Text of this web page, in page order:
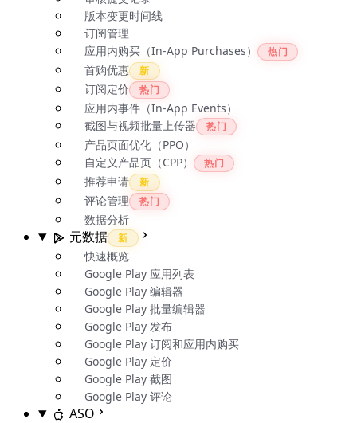
版本变更时间线
订阅管理
应用内购买（In-App Purchases）
热门
首购优惠 新
订阅定价 热门
应用内事件（In-App Events）
截图与视频批量上传器
热门
产品页面优化（PPO）
自定义产品页（CPP）
热门
推荐申请 新
评论管理 热门
数据分析
元数据 新
快速概览
Google Play 应用列表
Google Play 编辑器
Google Play 批量编辑器
Google Play 发布
Google Play 订阅和应用内购买
Google Play 定价
Google Play 截图
Google Play 评论
ASO